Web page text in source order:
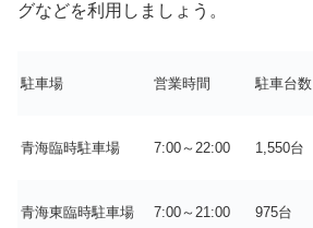
グなどを利用しましょう。
駐車場 営業時間 駐車台数
青海臨時駐車場 7:00～22:00 1,550台
青海東臨時駐車場 7:00～21:00 975台